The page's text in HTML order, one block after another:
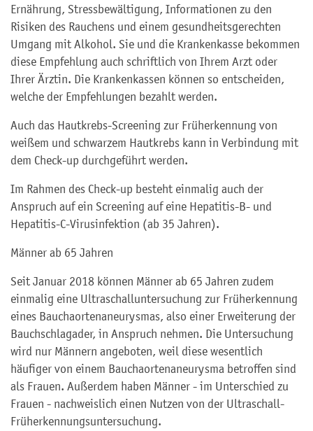
Ernährung, Stressbewältigung, Informationen zu den
Risiken des Rauchens und einem gesundheitsgerechten
Umgang mit Alkohol. Sie und die Krankenkasse bekommen
diese Empfehlung auch schriftlich von Ihrem Arzt oder
Ihrer Ärztin. Die Krankenkassen können so entscheiden,
welche der Empfehlungen bezahlt werden.
Auch das Hautkrebs-Screening zur Früherkennung von
weißem und schwarzem Hautkrebs kann in Verbindung mit
dem Check-up durchgeführt werden.
Im Rahmen des Check-up besteht einmalig auch der
Anspruch auf ein Screening auf eine Hepatitis-B- und
Hepatitis-C-Virusinfektion (ab 35 Jahren).
Männer ab 65 Jahren
Seit Januar 2018 können Männer ab 65 Jahren zudem
einmalig eine Ultraschalluntersuchung zur Früherkennung
eines Bauchaortenaneurysmas, also einer Erweiterung der
Bauchschlagader, in Anspruch nehmen. Die Untersuchung
wird nur Männern angeboten, weil diese wesentlich
häufiger von einem Bauchaortenaneurysma betroffen sind
als Frauen. Außerdem haben Männer - im Unterschied zu
Frauen - nachweislich einen Nutzen von der Ultraschall-
Früherkennungsuntersuchung.